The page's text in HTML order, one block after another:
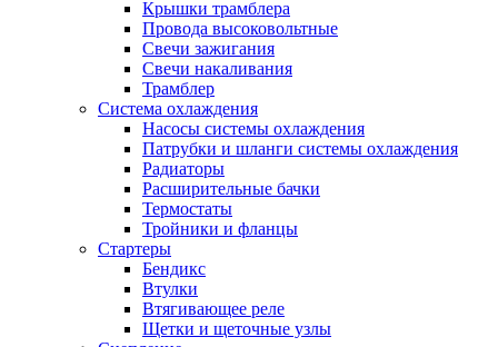
Крышки трамблера
Провода высоковольтные
Свечи зажигания
Свечи накаливания
Трамблер
Система охлаждения
Насосы системы охлаждения
Патрубки и шланги системы охлаждения
Радиаторы
Расширительные бачки
Термостаты
Тройники и фланцы
Стартеры
Бендикс
Втулки
Втягивающее реле
Щетки и щеточные узлы